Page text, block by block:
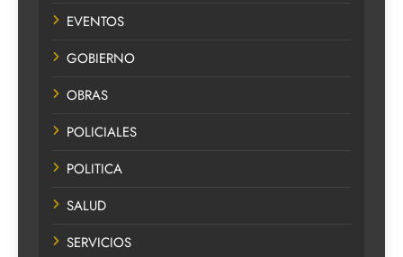
EVENTOS
GOBIERNO
OBRAS
POLICIALES
POLITICA
SALUD
SERVICIOS